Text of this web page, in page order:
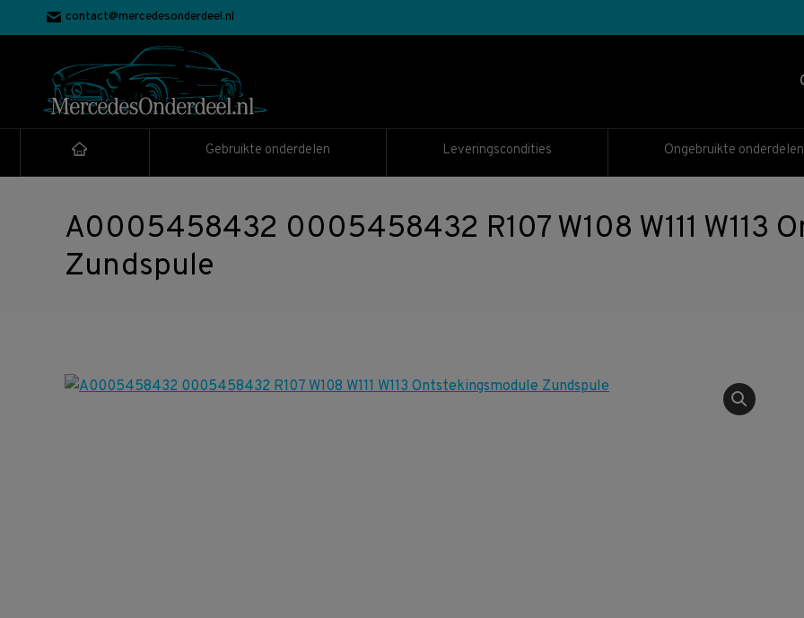
contact@mercedesonderdeel.nl
Gebruikte onderdelen Leveringscondities Ongebruikte onderdelen
A0005458432 0005458432 R107 W108 W111 W113
Zundspule